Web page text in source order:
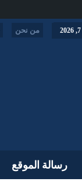
من نحن
رسالة الموقع